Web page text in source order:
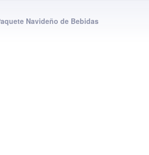
Navideño de Bebidas